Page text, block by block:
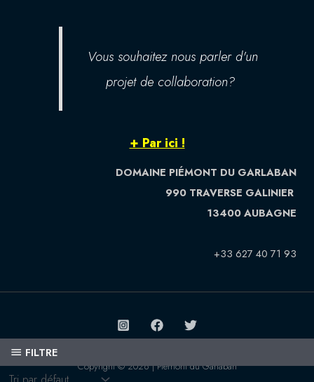
FILTRE
Vous souhaitez nous parler d'un
projet de collaboration?
+ Par ici !
DOMAINE PIÉMONT DU GARLABAN
990 TRAVERSE GALINIER
13400 AUBAGNE
+33 627 40 71 93
Copyright © 2026 | Piémont du Garlaban